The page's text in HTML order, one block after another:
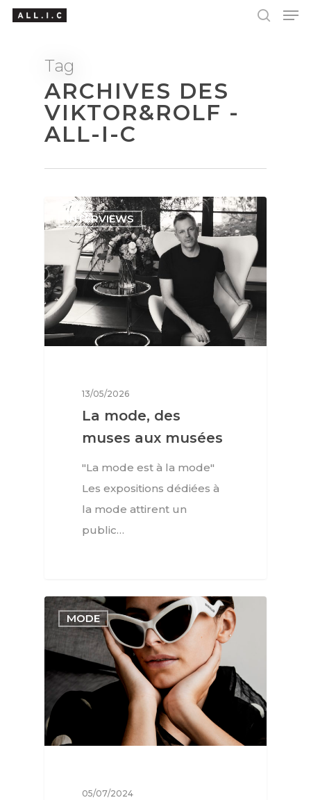
Hit enter to search or ESC to close
Tag
ARCHIVES DES
VIKTOR&ROLF -
ALL-I-C
INTERVIEWS
13/05/2026
La mode, des
muses aux musées
"La mode est à la mode"
Les expositions dédiées à
la mode attirent un
public…
MODE
05/07/2024